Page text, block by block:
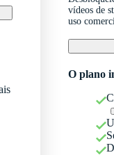
vídeos de
uso
O plano